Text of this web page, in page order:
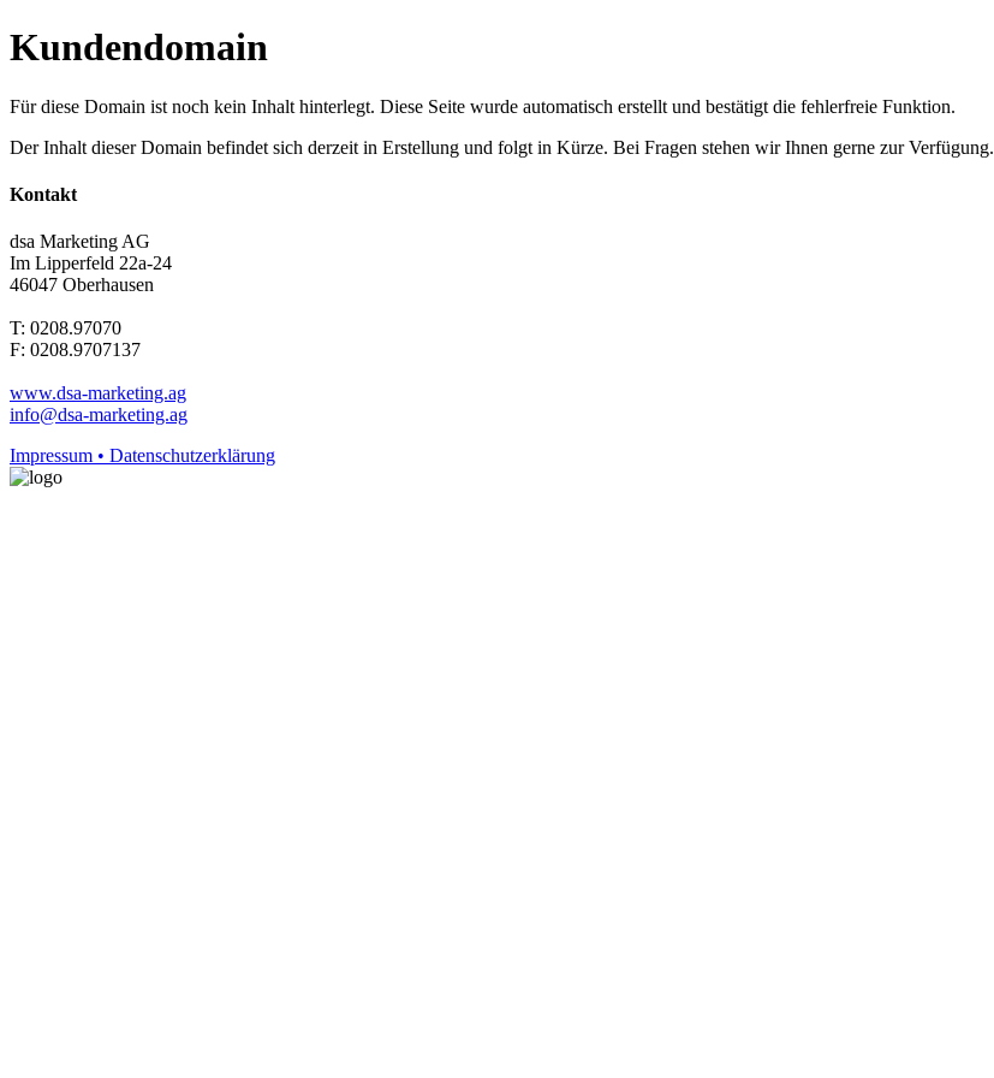
Kundendomain
Für diese Domain ist noch kein Inhalt hinterlegt. Diese Seite wurde automatisch erstellt und bestätigt die fehlerfreie Funktion.
Der Inhalt dieser Domain befindet sich derzeit in Erstellung und folgt in Kürze. Bei Fragen stehen wir Ihnen gerne zur Verfügung.
Kontakt
dsa Marketing AG
Im Lipperfeld 22a-24
46047 Oberhausen
T: 0208.97070
F: 0208.9707137
www.dsa-marketing.ag
info@dsa-marketing.ag
Impressum • Datenschutzerklärung